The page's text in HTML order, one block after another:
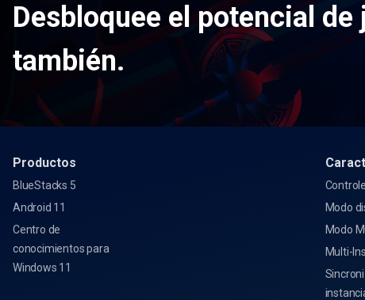
Desbloquee el potencial de
también.
Productos
BlueStacks 5
Android 11
Centro de
conocimientos para
Windows 11
Modo
Modo
Multi-